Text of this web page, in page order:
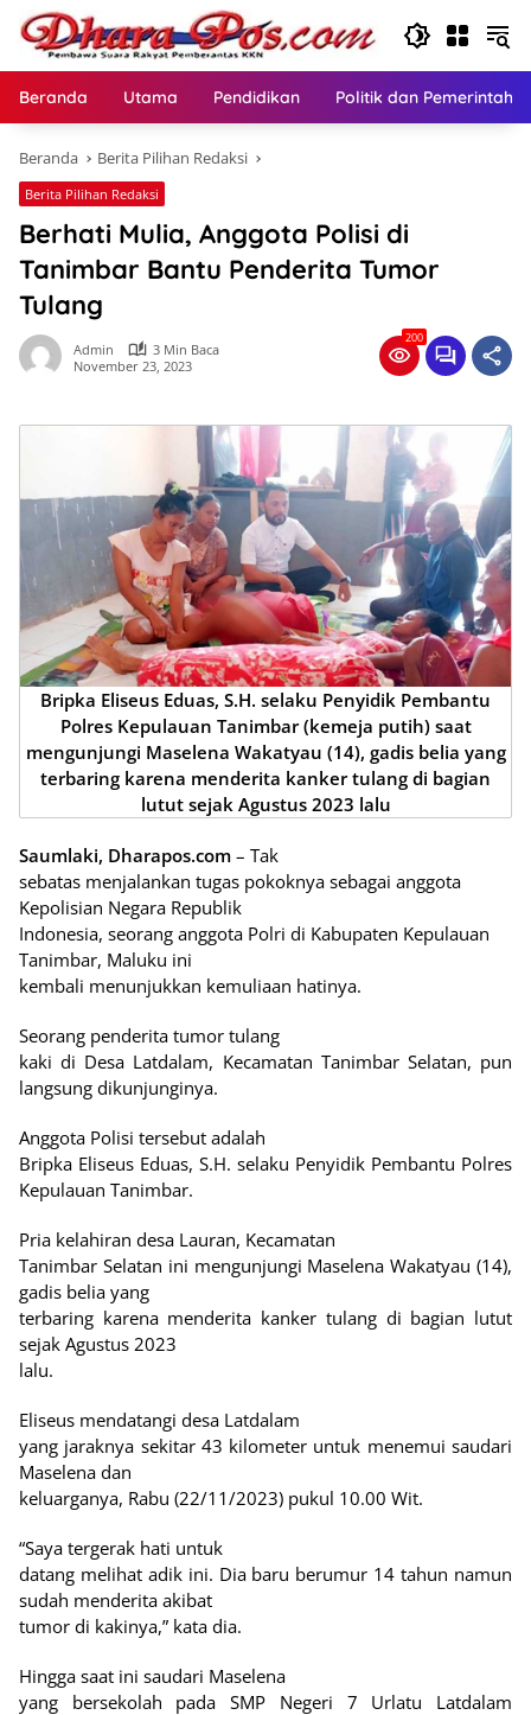
Langsung
konten
Beranda Utama Pendidikan Politik dan
Beranda Berita Pilihan Redaksi
Berita Pilihan Redaksi
Berhati Mulia, Anggota Polisi di
Tanimbar Bantu Penderita Tumor
Tulang
Admin
3 Min Baca
November 23, 2023
200
Bripka Eliseus Eduas, S.H. selaku Penyidik Pembantu
Polres Kepulauan Tanimbar (kemeja putih) saat
mengunjungi Maselena Wakatyau (14), gadis belia yang
terbaring karena menderita kanker tulang di bagian
lutut sejak Agustus 2023 lalu
Saumlaki, Dharapos.com – Tak
sebatas menjalankan tugas pokoknya sebagai anggota
Kepolisian Negara Republik
Indonesia, seorang anggota Polri di Kabupaten Kepulauan
Tanimbar, Maluku ini
kembali menunjukkan kemuliaan hatinya.
Seorang penderita tumor tulang
kaki di Desa Latdalam, Kecamatan Tanimbar Selatan, pun
langsung dikunjunginya.
Anggota Polisi tersebut adalah
Bripka Eliseus Eduas, S.H. selaku Penyidik Pembantu Polres
Kepulauan Tanimbar.
Pria kelahiran desa Lauran, Kecamatan
Tanimbar Selatan ini mengunjungi Maselena Wakatyau (14),
gadis belia yang
terbaring karena menderita kanker tulang di bagian lutut
sejak Agustus 2023
lalu.
Eliseus mendatangi desa Latdalam
yang jaraknya sekitar 43 kilometer untuk menemui saudari
Maselena dan
keluarganya, Rabu (22/11/2023) pukul 10.00 Wit.
“Saya tergerak hati untuk
datang melihat adik ini. Dia baru berumur 14 tahun namun
sudah menderita akibat
tumor di kakinya,” kata dia.
Hingga saat ini saudari Maselena
yang bersekolah pada SMP Negeri 7 Urlatu Latdalam